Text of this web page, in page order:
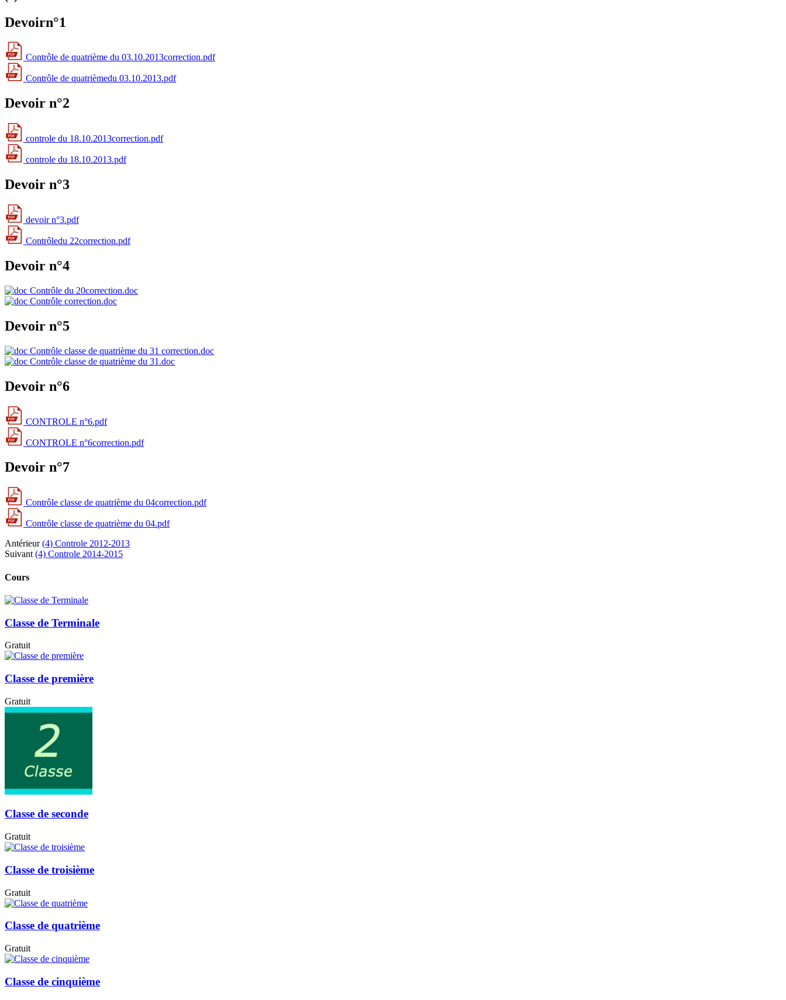
Devoirn°1
Contrôle de quatrième du 03.10.2013correction.pdf
Contrôle de quatrièmedu 03.10.2013.pdf
Devoir n°2
controle du 18.10.2013correction.pdf
controle du 18.10.2013.pdf
Devoir n°3
devoir n°3.pdf
Contrôledu 22correction.pdf
Devoir n°4
Contrôle du 20correction.doc
Contrôle correction.doc
Devoir n°5
Contrôle classe de quatrième du 31 correction.doc
Contrôle classe de quatrième du 31.doc
Devoir n°6
CONTROLE n°6.pdf
CONTROLE n°6correction.pdf
Devoir n°7
Contrôle classe de quatrième du 04correction.pdf
Contrôle classe de quatrième du 04.pdf
Antérieur (4) Controle 2012-2013
Suivant (4) Controle 2014-2015
Cours
Classe de Terminale
Gratuit
Classe de première
Gratuit
Classe de seconde
Gratuit
Classe de troisième
Gratuit
Classe de quatrième
Gratuit
Classe de cinquième